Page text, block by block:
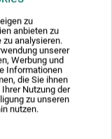
zu
anbieten zu
analysieren.
unserer
Werbung und
Informationen
die Sie ihnen
Nutzung der
zu unseren
nutzen.